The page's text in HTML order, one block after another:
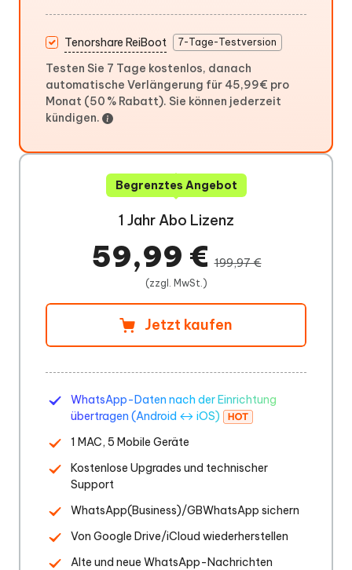
Begrenztes Angebot
1 Jahr Abo Lizenz
59,99 €199,97 €
(zzgl. MwSt.)
Jetzt kaufen
WhatsApp-Daten nach der Einrichtung
übertragen (Android ↔ iOS)
1 MAC, 5 Mobile Geräte
Kostenlose Upgrades und technischer
Support
WhatsApp(Business)/GBWhatsApp sichern
Von Google Drive/iCloud wiederherstellen
Alte und neue WhatsApp-Nachrichten
Tenorshare ReiBoot 7-Tage-Testversion
Testen Sie 7 Tage kostenlos, danach
automatische Verlängerung für 45,99€ pro
Monat (50 % Rabatt). Sie können jederzeit
kündigen.